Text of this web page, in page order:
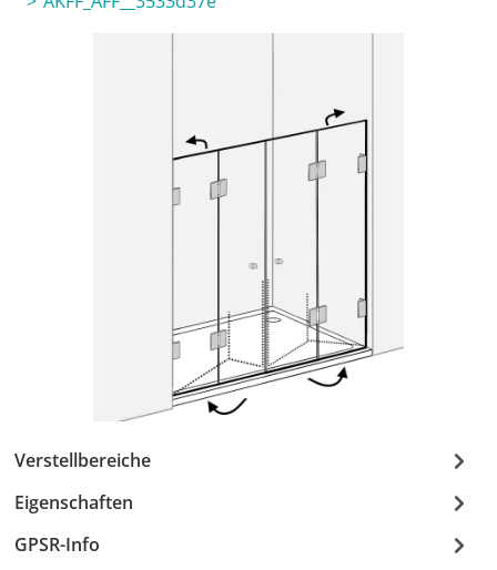
Verstellbereiche
Eigenschaften
GPSR-Info